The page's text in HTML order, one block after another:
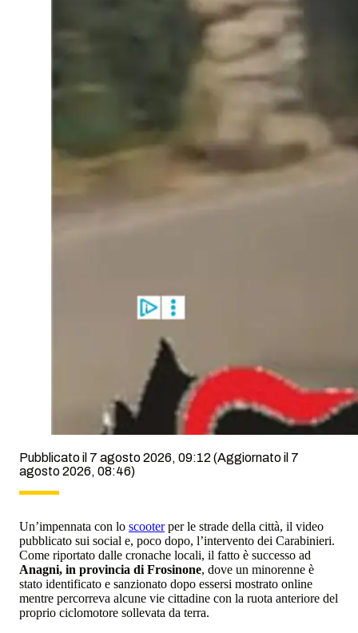
Pubblicato il 7 agosto 2026, 09:12 (Aggiornato il 7
agosto 2026, 08:46)
Un’impennata con lo scooterper le strade della città, il video
pubblicato sui social e, poco dopo, l’intervento dei Carabinieri.
Come riportato dalle cronache locali, il fatto è successo ad
Anagni, in provincia di Frosinone, dove un minorenne è
stato identificato e sanzionato dopo essersi mostrato online
mentre percorreva alcune vie cittadine con la ruota anteriore del
proprio ciclomotore sollevata da terra.